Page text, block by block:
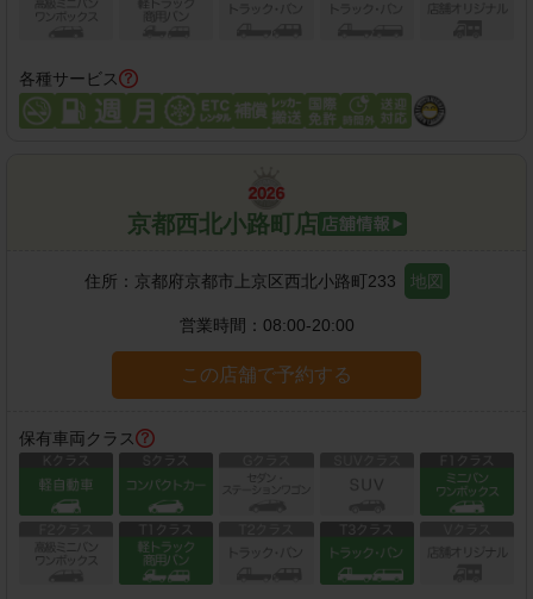
各種サービス
京都西北小路町店
住所： 京都府京都市上京区西北小路町233 地図
営業時間： 08:00-20:00
この店舗で予約する
保有車両クラス